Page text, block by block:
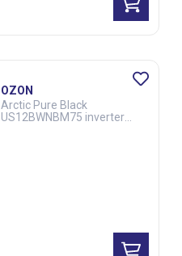
OZON
Arctic Pure Black
US12BWNBM75 inverter